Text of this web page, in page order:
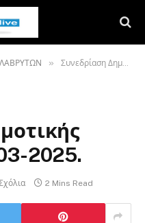
» Συνεδρίαση Δημοτικής Επιτροπής 24-03-2025.
2025.
2 Mins Read